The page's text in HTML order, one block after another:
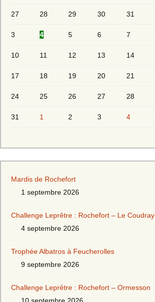
27 28 29 30 31
3 4 5 6 7
10 11 12 13 14
17 18 19 20 21
24 25 26 27 28
31 1 2 3 4
Mardis de Rochefort
1 septembre 2026
Challenge Leprêtre : Rochefort – Le Coudray
4 septembre 2026
Trophée Albatros à Feucherolles
9 septembre 2026
Challenge Leprêtre : Rochefort – Ormesson